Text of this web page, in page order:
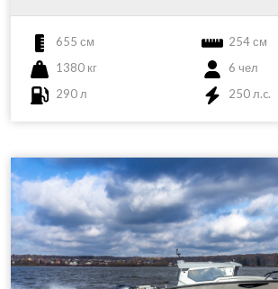
655 см
254 см
1380 кг
6 чел
290 л
250 л.c.